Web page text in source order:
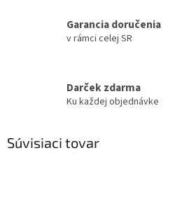
Garancia doručenia
v rámci celej SR
Darček zdarma
Ku každej objednávke
Súvisiaci tovar